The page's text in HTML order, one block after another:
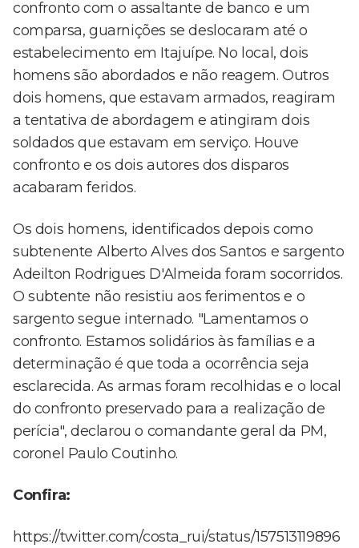
confronto com o assaltante de banco e um
comparsa, guarnições se deslocaram até o
estabelecimento em Itajuípe. No local, dois
homens são abordados e não reagem. Outros
dois homens, que estavam armados, reagiram
a tentativa de abordagem e atingiram dois
soldados que estavam em serviço. Houve
confronto e os dois autores dos disparos
acabaram feridos.
Os dois homens, identificados depois como
subtenente Alberto Alves dos Santos e sargento
Adeilton Rodrigues D'Almeida foram socorridos.
O subtente não resistiu aos ferimentos e o
sargento segue internado. "Lamentamos o
confronto. Estamos solidários às famílias e a
determinação é que toda a ocorrência seja
esclarecida. As armas foram recolhidas e o local
do confronto preservado para a realização de
perícia", declarou o comandante geral da PM,
coronel Paulo Coutinho.
Confira:
https://twitter.com/costa_rui/status/157513119896